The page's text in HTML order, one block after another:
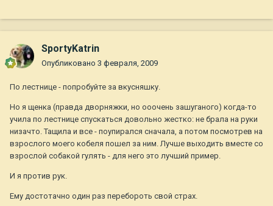
SportyKatrin
Опубликовано 3 февраля, 2009
По лестнице - попробуйте за вкусняшку.
Но я щенка (правда дворняжки, но ооочень зашуганого) когда-то
учила по лестнице спускаться довольно жестко: не брала на руки
низачто. Тащила и все - поупирался сначала, а потом посмотрев на
взрослого моего кобеля пошел за ним. Лучше выходить вместе со
взрослой собакой гулять - для него это лучший пример.
И я против рук.
Ему достотачно один раз перебороть свой страх.